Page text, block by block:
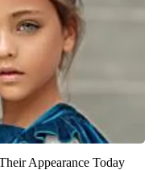
Appearance Today